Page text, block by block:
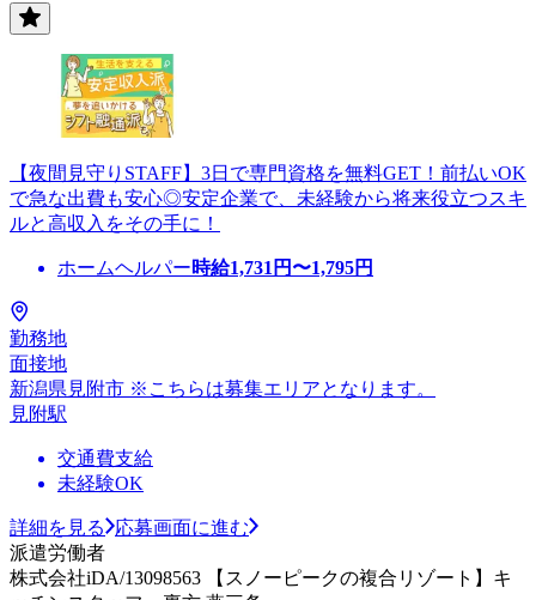
【夜間見守りSTAFF】3日で専門資格を無料GET！前払いOK
で急な出費も安心◎安定企業で、未経験から将来役立つスキ
ルと高収入をその手に！
ホームヘルパー時給1,731 円〜1,795円
勤務地
面接地
新潟県見附市 ※こちらは募集エリアとなります。
見附駅
交通費支給
未経験OK
詳細を見る
応募画面に進む
派遣労働者
株式会社iDA/13098563 【スノーピークの複合リゾート】キ